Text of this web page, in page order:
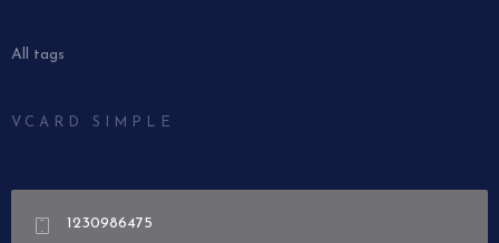
All tags
VCARD SIMPLE
1230986475